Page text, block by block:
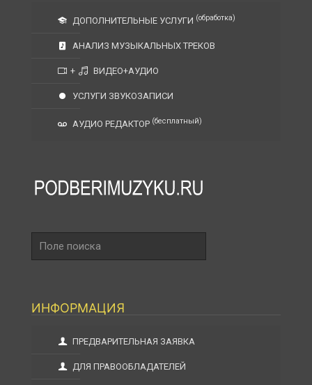
ДОПОЛНИТЕЛЬНЫЕ УСЛУГИ (обработка)
АНАЛИЗ МУЗЫКАЛЬНЫХ ТРЕКОВ
+ ВИДЕО+АУДИО
УСЛУГИ ЗВУКОЗАПИСИ
АУДИО РЕДАКТОР (бесплатный)
поиска
ИНФОРМАЦИЯ
ПРЕДВАРИТЕЛЬНАЯ ЗАЯВКА
ДЛЯ ПРАВООБЛАДАТЕЛЕЙ